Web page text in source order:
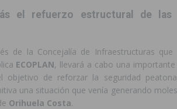
para las mujeres víctimas de violencia
el refuerzo estructural de las
de la Concejalía de Infraestructuras
ECOPLAN, llevará a cabo una
objetivo de reforzar la seguridad
una situación que venía generando
Orihuela Costa.